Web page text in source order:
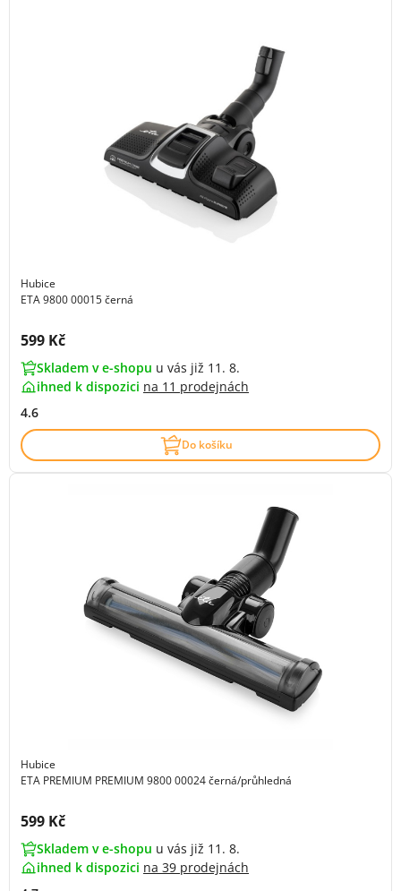
Hubice
ETA 9800 00015 černá
Cena s DPH:
599 Kč
Skladem v e-shopu u vás již 11. 8.
ihned k dispozici na 11 prodejnách
4.6
Do košíku
Hubice
ETA PREMIUM PREMIUM 9800 00024 černá/průhledná
Cena s DPH:
599 Kč
Skladem v e-shopu u vás již 11. 8.
ihned k dispozici na 39 prodejnách